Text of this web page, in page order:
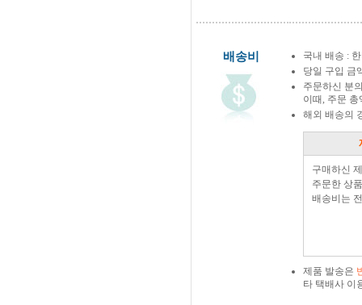
배송비
국내 배송 :
당일 구입 금
주문하신 분
이때, 주문
해외 배송의
구매하신
주문한 상
배송비는
제품 발송은
타 택배사 이